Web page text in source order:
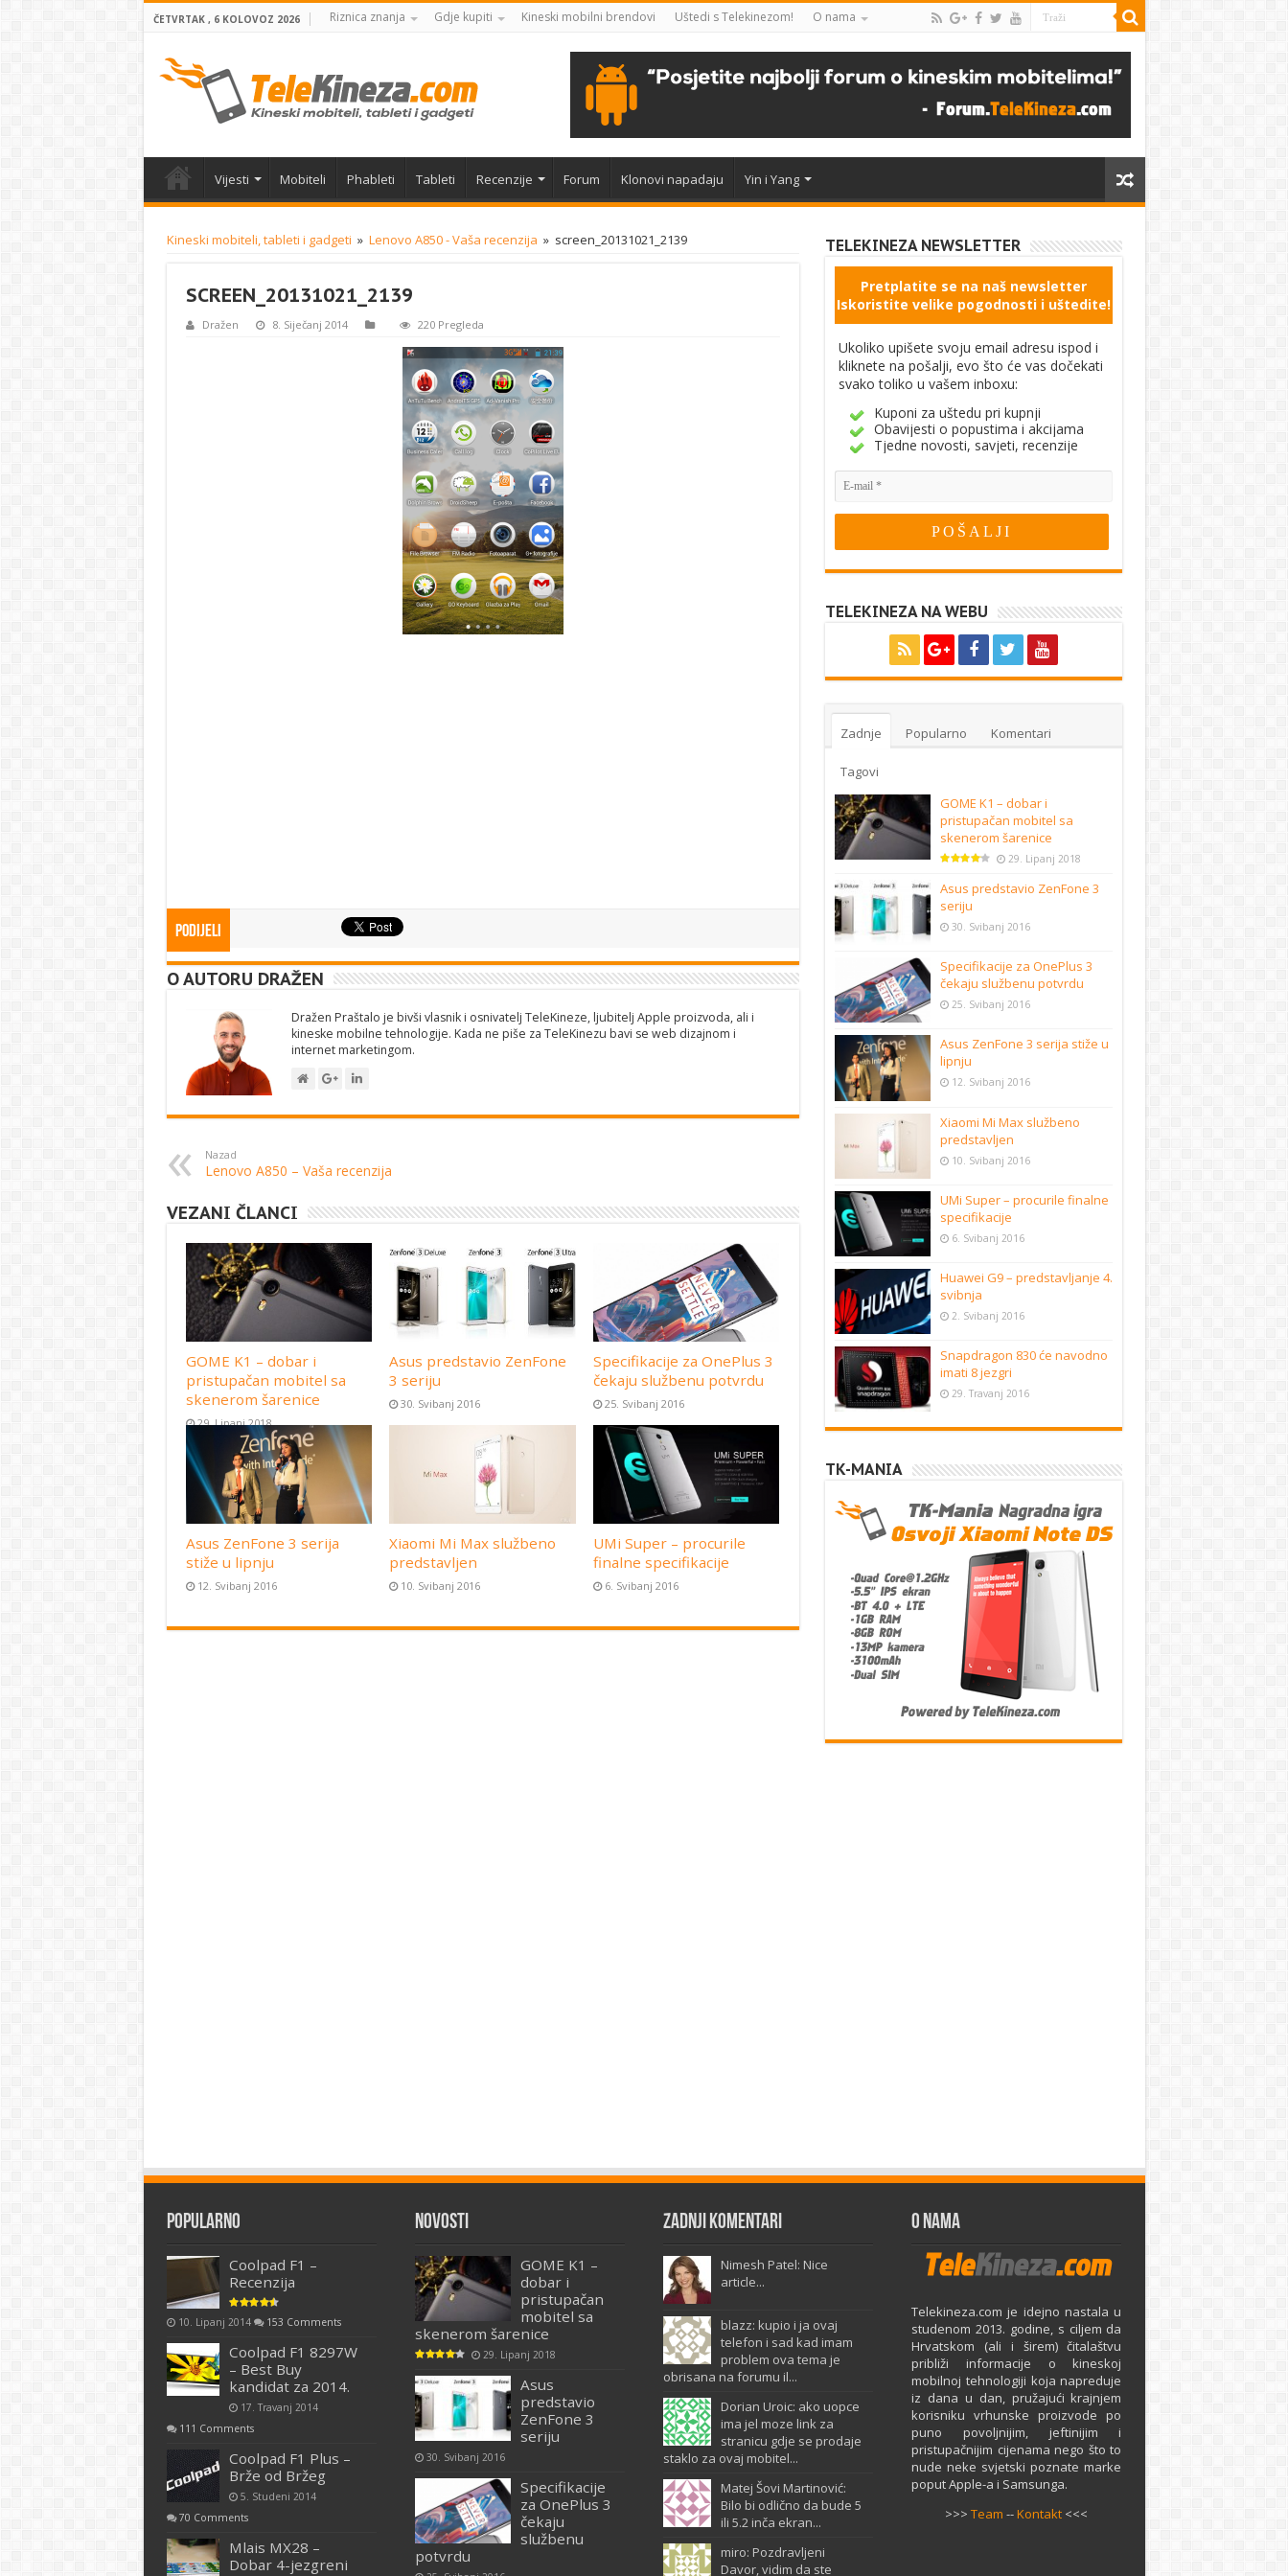
ČETVRTAK , 6 KOLOVOZ 2026 Riznica znanja Gdje kupiti Kineski mobilni brendovi Uštedi s Telekinezom! O nama
Vijesti Mobiteli Phableti Tableti Recenzije Forum Klonovi napadaju Yin i Yang
Kineski mobiteli, tableti i gadgeti » Lenovo A850 - Vaša recenzija » screen_20131021_2139
SCREEN_20131021_2139
Dražen 8. Siječanj 2014 220 Pregleda
Podijeli
O AUTORU DRAŽEN
Dražen Praštalo je bivši vlasnik i osnivatelj TeleKineze, ljubitelj Apple proizvoda, ali i
kineske mobilne tehnologije. Kada ne piše za TeleKinezu bavi se web dizajnom i
internet marketingom.
Nazad
Lenovo A850 – Vaša recenzija
VEZANI ČLANCI
GOME K1 – dobar i
pristupačan mobitel sa
skenerom šarenice
29. Lipanj 2018
Asus predstavio ZenFone
3 seriju
30. Svibanj 2016
Specifikacije za OnePlus 3
čekaju službenu potvrdu
25. Svibanj 2016
Asus ZenFone 3 serija
stiže u lipnju
12. Svibanj 2016
Xiaomi Mi Max službeno
predstavljen
10. Svibanj 2016
UMi Super – procurile
finalne specifikacije
6. Svibanj 2016
TELEKINEZA NEWSLETTER
Pretplatite se na naš newsletter
Iskoristite velike pogodnosti i uštedite!
Ukoliko upišete svoju email adresu ispod i
kliknete na pošalji, evo što će vas dočekati
svako toliko u vašem inboxu:
Kuponi za uštedu pri kupnji
Obavijesti o popustima i akcijama
Tjedne novosti, savjeti, recenzije
TELEKINEZA NA WEBU
Zadnje Popularno Komentari
Tagovi
GOME K1 – dobar i
pristupačan mobitel sa
skenerom šarenice
29. Lipanj 2018
Asus predstavio ZenFone 3
seriju
30. Svibanj 2016
Specifikacije za OnePlus 3
čekaju službenu potvrdu
25. Svibanj 2016
Asus ZenFone 3 serija stiže u
lipnju
12. Svibanj 2016
Xiaomi Mi Max službeno
predstavljen
10. Svibanj 2016
UMi Super – procurile finalne
specifikacije
6. Svibanj 2016
Huawei G9 – predstavljanje 4.
svibnja
2. Svibanj 2016
Snapdragon 830 će navodno
imati 8 jezgri
29. Travanj 2016
TK-MANIA
Popularno
Coolpad F1 –
Recenzija
10. Lipanj 2014 153 Comments
Coolpad F1 8297W
– Best Buy
kandidat za 2014.
17. Travanj 2014
111 Comments
Coolpad F1 Plus –
Brže od Bržeg
5. Studeni 2014
70 Comments
Mlais MX28 –
Dobar 4-jezgreni
Novosti
GOME K1 –
dobar i
pristupačan
mobitel sa
skenerom šarenice
29. Lipanj 2018
Asus
predstavio
ZenFone 3
seriju
30. Svibanj 2016
Specifikacije
za OnePlus 3
čekaju
službenu
potvrdu
Zadnji komentari
Nimesh Patel: Nice
article...
blazz: kupio i ja ovaj
telefon i sad kad imam
problem ova tema je
obrisana na forumu il...
Dorian Uroic: ako uopce
ima jel moze link za
stranicu gdje se prodaje
staklo za ovaj mobitel...
Matej Šovi Martinović:
Bilo bi odlično da bude 5
ili 5.2 inča ekran...
miro: Pozdravljeni
Davor, vidim da ste
O Nama
Telekineza.com je idejno nastala u
studenom 2013. godine, s ciljem da
Hrvatskom (ali i širem) čitalaštvu
približi informacije o kineskoj
mobilnoj tehnologiji koja napreduje
iz dana u dan, pružajući krajnjem
korisniku vrhunske proizvode po
puno povoljnijim, jeftinijim i
pristupačnijim cijenama nego što to
nude neke svjetski poznate marke
poput Apple-a i Samsunga.
>>>Team --Kontakt <<<